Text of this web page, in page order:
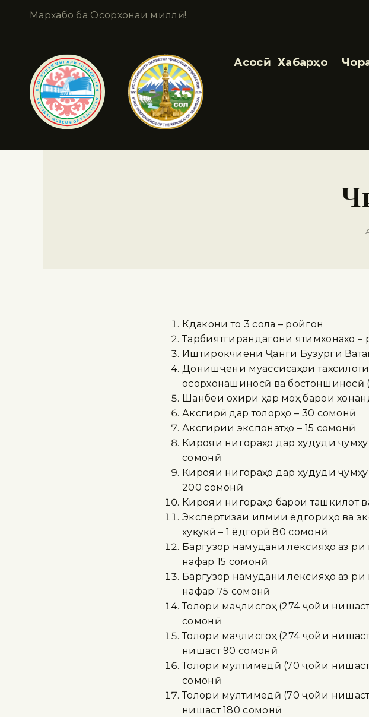
Марҳабо ба Осорхонаи миллӣ!
Асосӣ Хабарҳо
Кӯдакони то 3 сола – ройгон
Тарбиятгирандагони ятимхонаҳо –
Иштирокчиёни Ҷанги Бузурги
Донишҷӯёни муассисаҳои
осорхонашиносӣ ва бостоншиносӣ
Шанбеи охири ҳар моҳ барои
Аксгирӣ дар толорҳо – 30 сомонӣ
Аксгирии экспонатҳо – 15 сомонӣ
Кирояи нигораҳо дар ҳудуди
сомонӣ
Кирояи нигораҳо дар ҳудуди
200 сомонӣ
Кирояи нигораҳо барои ташкилот
Экспертизаи илмии ёдгориҳо ва
ҳуқуқӣ – 1 ёдгорӣ 80 сомонӣ
Баргузор намудани лексияҳо аз
нафар 15 сомонӣ
Баргузор намудани лексияҳо аз
нафар 75 сомонӣ
Толори маҷлисгоҳ (274 ҷойи
сомонӣ
Толори маҷлисгоҳ (274 ҷойи
нишаст 90 сомонӣ
Толори мултимедӣ (70 ҷойи
сомонӣ
Толори мултимедӣ (70 ҷойи
нишаст 180 сомонӣ